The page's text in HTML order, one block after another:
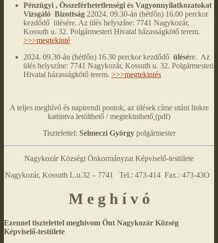
Pénzügyi , Összeférhetetlenségi és Vagyonnyilatkozatokat
Vizsgáló Bizottság 22024. 09.30-án (hétfőn) 16.00 perckor
kezdődő ülésére. Az ülés helyszíne: 7741 Nagykozár,
Kossuth u. 32. Polgármesteri Hivatal házasságkötő terem.
>>>megtekinté
2024. 09.30-án (hétfőn) 16.30 perckor kezdődő ülésére. Az
ülés helyszíne: 7741 Nagykozár, Kossuth u. 32. Polgármesteri
Hivatal házasságkötő terem. >>>megtekintés
A teljes meghívó és napirendi pontok, az ülések címe utáni linkre
kattintva letölthető / megtekinthető (pdf)
Tisztelettel: Selmeczi Györgypolgármester
Nagykozár Községi Önkormányzat Képviselő-testülete
Nagykozár, Kossuth L.u.32 – 7741 Tel.: 473-414 Fax.: 473-43O
M e g h í v ó
Ezennel tisztelettel meghívom Önt Nagykozár Község
Képviselő-testülete